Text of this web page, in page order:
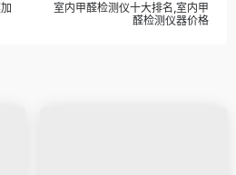
室内甲醛检测仪十大排名,室内甲
醛检测仪器价格